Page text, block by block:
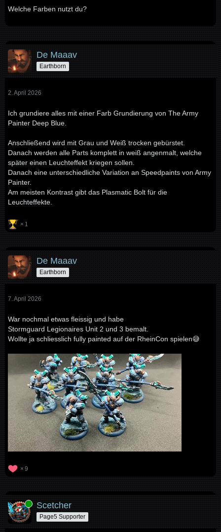
Welche Farben nutzt du?
De Maaav
Earthborn
2. April 2026
Ich grundiere alles mit einer Farb Grundierung von The Army
Painter Deep Blue.
Anschließend wird mit Grau und Weiß trocken gebürstet.
Danach werden alle Parts komplett in weiß angenmalt, welche
später einen Leuchteffekt kriegen sollen.
Danach eine unterschiedliche Variation an Speedpaints von Army
Painter.
Am meisten Kontrast gibt das Plasmatic Bolt für die
Leuchteffekte.
1
De Maaav
Earthborn
7. April 2026
War nochmal etwas fleissig und habe
Stormguard Legionaires Unit 2 und 3 bemalt.
Wollte ja schliesslich fully painted auf der RheinCon spielen😅
9
Online Scetcher
Page5 Supporter